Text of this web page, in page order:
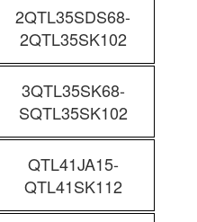
2QTL35SDS68-
2QTL35SK102
3QTL35SK68-
SQTL35SK102
QTL41JA15-
QTL41SK112